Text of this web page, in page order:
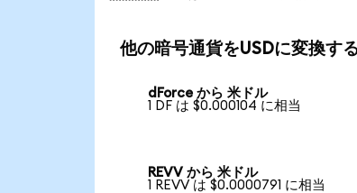
他の暗号通貨をUSDに変換す
dForce から 米ドル
1 DF は $0.000104 に相当
REVV から 米ドル
1 REVV は $0.0000791 に相当